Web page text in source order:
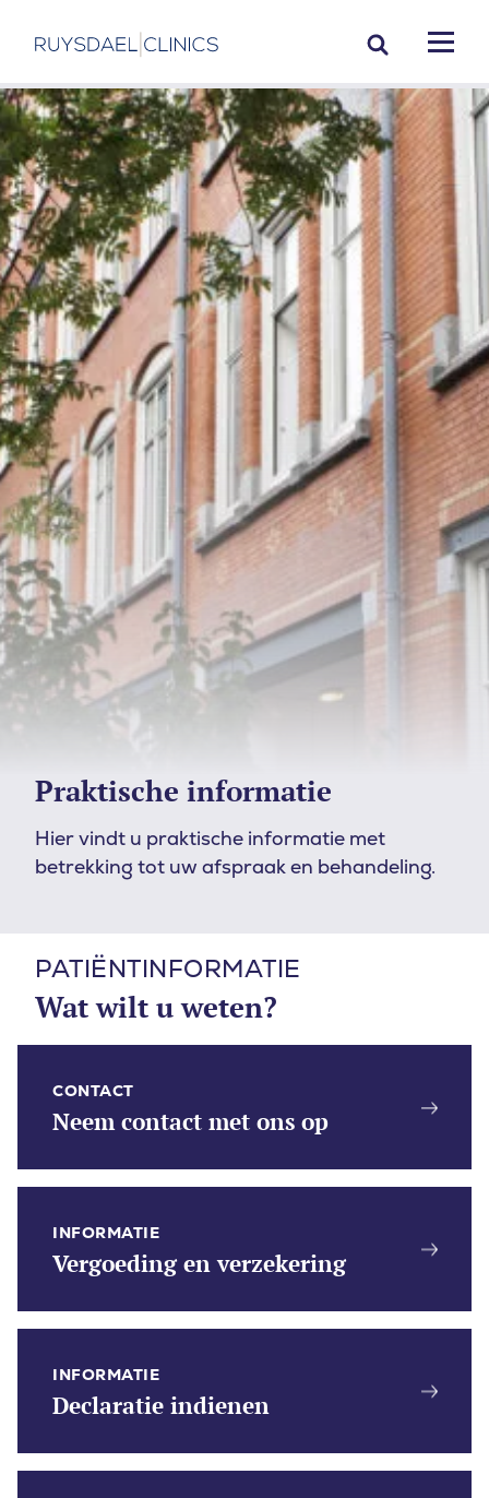
Praktische informatie
Hier vindt u praktische informatie met
betrekking tot uw afspraak en behandeling.
PATIËNTINFORMATIE
Wat wilt u weten?
CONTACT
Neem contact met ons op
INFORMATIE
Vergoeding en verzekering
INFORMATIE
Declaratie indienen